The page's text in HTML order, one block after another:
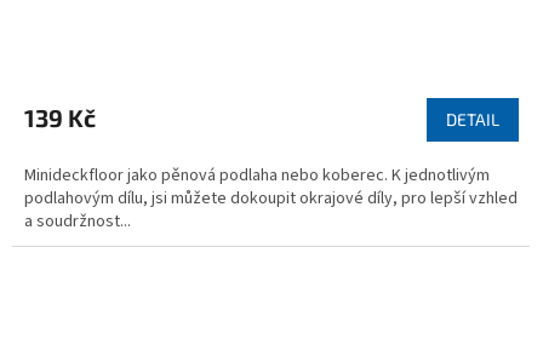
produktu
je
z
5
hvězdiček.
139 Kč DETAIL
Minideckfloor jako pěnová podlaha nebo koberec. K jednotlivým
podlahovým dílu, jsi můžete dokoupit okrajové díly, pro lepší vzhled
a soudržnost...